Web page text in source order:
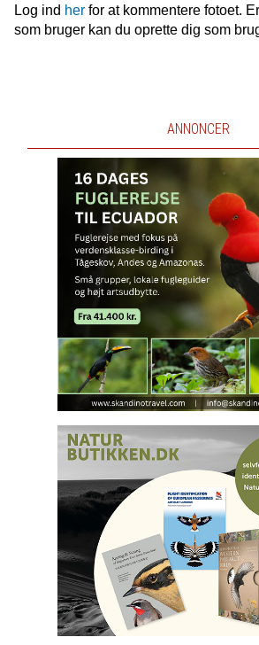
Log ind herfor at kommentere fotoet.
som bruger kan du oprette dig som
ANNONCER